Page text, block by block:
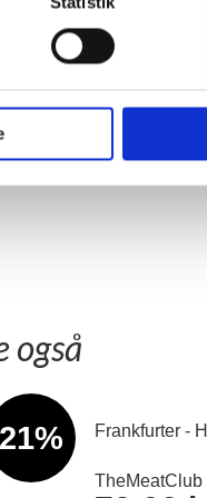
20%
Ost 1kg Porchetta
TheMeatClub
315,00 kr
også
21% Frankfurter -
TheMeatClub